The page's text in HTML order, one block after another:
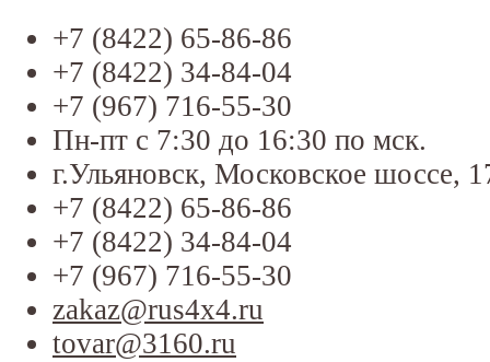
+7 (8422) 65-86-86
+7 (8422) 34-84-04
+7 (967) 716-55-30
Пн-пт с 7:30 до 16:30 по мск.
г.Ульяновск, Московское шоссе,
+7 (8422) 65-86-86
+7 (8422) 34-84-04
+7 (967) 716-55-30
zakaz@rus4x4.ru
tovar@3160.ru